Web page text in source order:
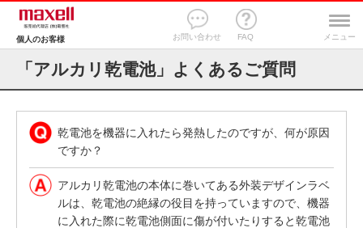
個人のお客様 お問い合わせ FAQ メニュー
「アルカリ乾電池」よくあるご質問
乾電池を機器に入れたら発熱したのですが、何が原因
ですか？
アルカリ乾電池の本体に巻いてある外装デザインラベ
ルは、乾電池の絶縁の役目を持っていますので、機器
に入れた際に乾電池側面に傷が付いたりすると乾電池